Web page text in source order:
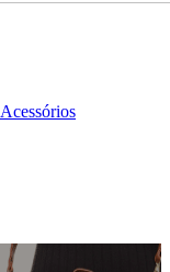
Acessórios